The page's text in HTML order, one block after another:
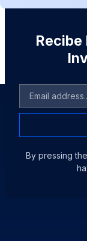
Recibe
By pressing